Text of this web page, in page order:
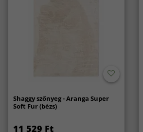
Shaggy szőnyeg - Aranga Super
Soft Fur (bézs)
11 529 Ft